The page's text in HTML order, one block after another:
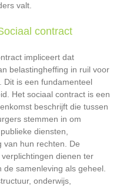
valt.
contract
impliceert dat
belastingheffing in ruil voor
Dit is een fundamenteel
Het sociaal contract is een
beschrijft die tussen
stemmen in om
diensten,
van hun rechten. De
dienen ter
samenleving als geheel.
onderwijs,